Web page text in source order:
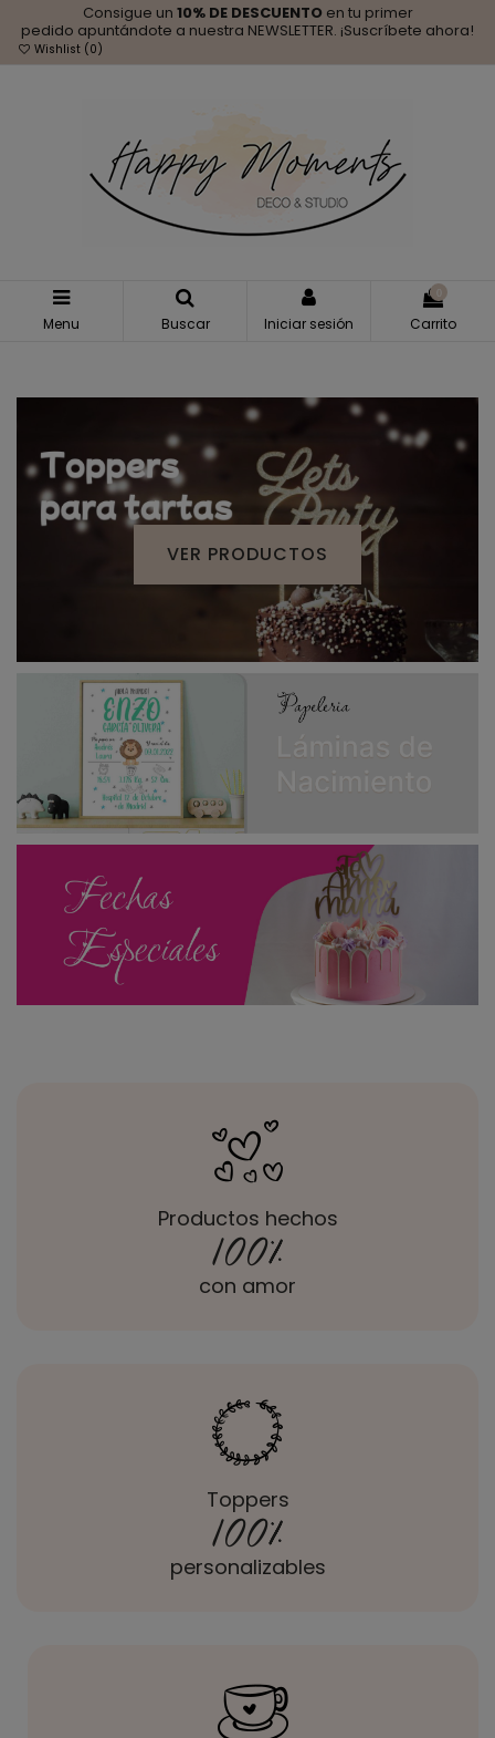
Consigue un 10% DE DESCUENTO en tu primer
pedido apuntándote a nuestra NEWSLETTER. ¡Suscríbete ahora!
Wishlist (0)
Menu Buscar Iniciar sesión Carrito
VER PRODUCTOS
Productos hechos
100%
con amor
Toppers
100%
personalizables